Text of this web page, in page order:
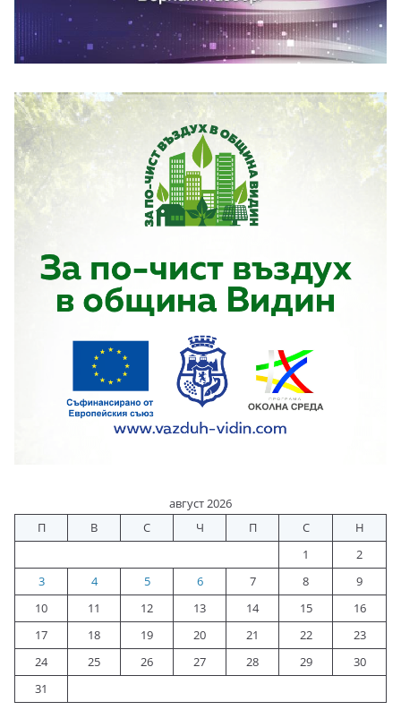
август 2026
П
В С Ч П С
Н
1
2
3
4 5 6 7 8
9
10
11 12 13 14 15
16
17
18 19 20 21 22
23
24
25 26 27 28 29
30
31